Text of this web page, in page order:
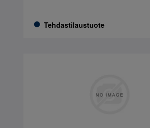
Tehdastilaustuote